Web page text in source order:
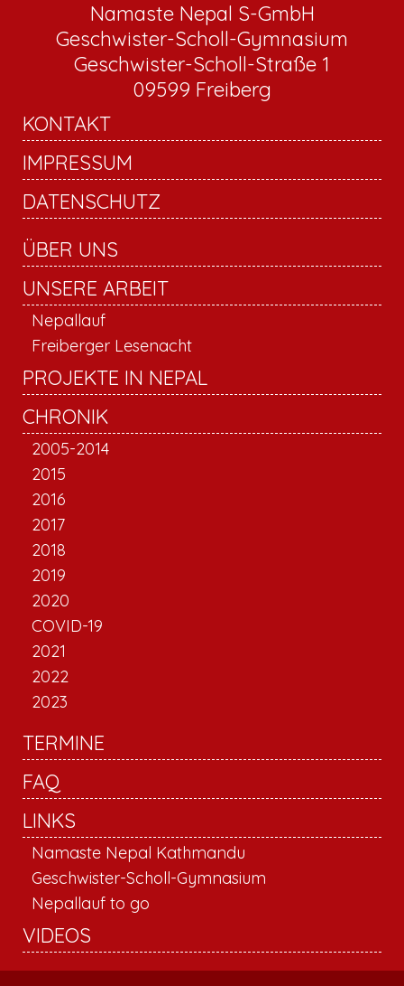
Namaste Nepal S-GmbH
Geschwister-Scholl-Gymnasium
Geschwister-Scholl-Straße 1
09599 Freiberg
KONTAKT
IMPRESSUM
DATENSCHUTZ
ÜBER UNS
UNSERE ARBEIT
Nepallauf
Freiberger Lesenacht
PROJEKTE IN NEPAL
CHRONIK
2005-2014
2015
2016
2017
2018
2019
2020
COVID-19
2021
2022
2023
TERMINE
FAQ
LINKS
Namaste Nepal Kathmandu
Geschwister-Scholl-Gymnasium
Nepallauf to go
VIDEOS